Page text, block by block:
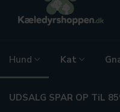
Hund Kat
UDSALG SPAR OP TiL